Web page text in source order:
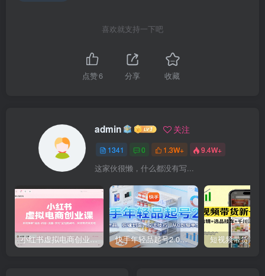
喜欢就支持一下吧
点赞6 分享 收藏
admin 关注
1341 0 1.3W+ 9.4W+
这家伙很懒，什么都没有写...
小红书虚拟电商创业课，系统拆解选品-内容-流量-变现，实现零成本变现 快手年轻品起号2.0：养号选品，剪辑封面，投流技巧，从0到爆单全流程